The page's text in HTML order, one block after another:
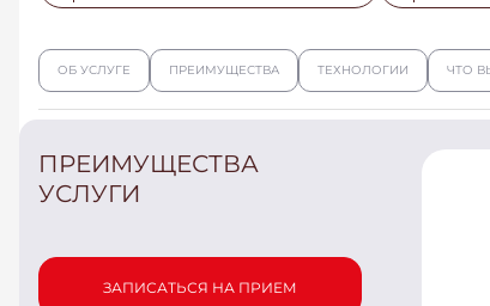
ОБ УСЛУГЕ ПРЕИМУЩЕСТВА ТЕХНОЛОГИИ ЧТО
ПРЕИМУЩЕСТВА
УСЛУГИ
ЗАПИСАТЬСЯ НА ПРИЕМ